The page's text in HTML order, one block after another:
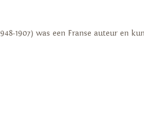
1907) was een Franse auteur en